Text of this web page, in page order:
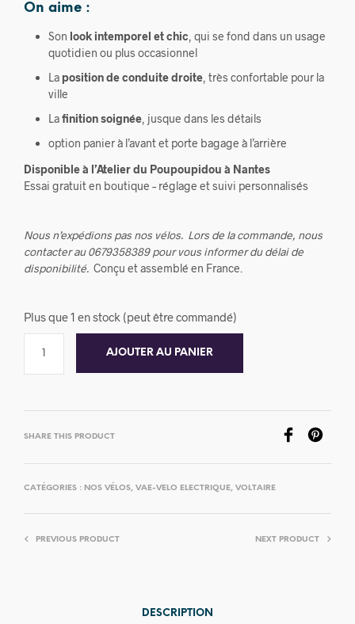
On aime :
Son look intemporel et chic , qui se fond dans un usage
quotidien ou plus occasionnel
La position de conduite droite, très confortable pour la
ville
Lafinition soignée, jusque dans les détails
option panier à l’avant et porte bagage à l’arrière
Disponible à l’Atelier du Poupoupidou à Nantes
Essai gratuit en boutique – réglage et suivi personnalisés
Nous n’expédions pas nos vélos. Lors de la commande, nous
contacter au 0679358389 pour vous informer du délai de
disponibilité. Conçu et assemblé en France.
Plus que 1 en stock (peut être commandé)
AJOUTER AU PANIER
SHARE THIS PRODUCT
CATÉGORIES : NOS VÉLOS, VAE-VELO ELECTRIQUE, VOLTAIRE
PREVIOUS PRODUCT NEXT PRODUCT
DESCRIPTION